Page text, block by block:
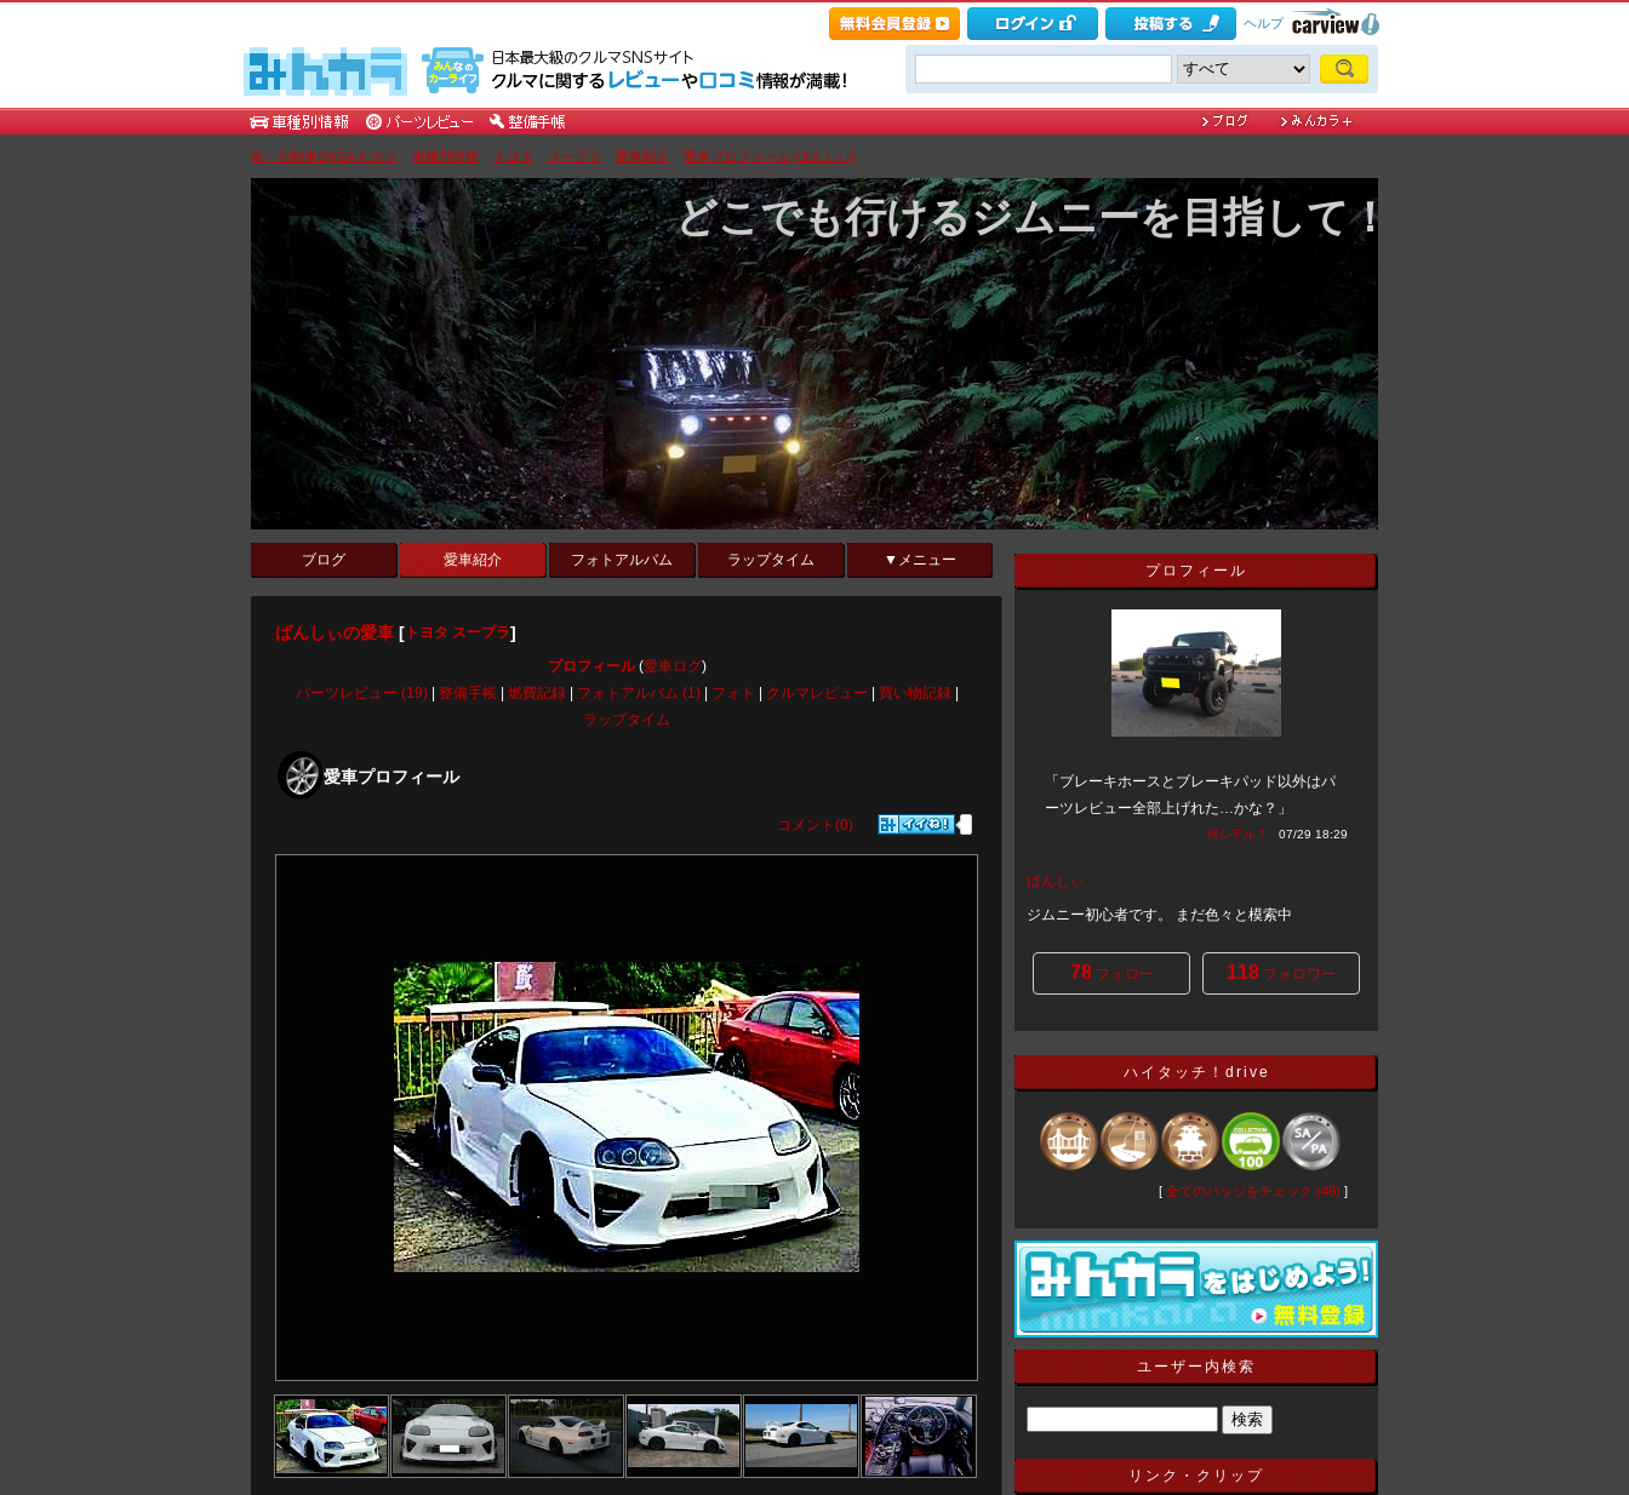
ヘルプ
車・自動車SNSみんカラ 車種別情報 トヨタ スープラ 愛車紹介 愛車プロフィール [ばんしぃ]
どこでも行けるジムニーを目指して！？
ブログ 愛車紹介 フォトアルバム ラップタイム ▼メニュー
ばんしぃの愛車 [ トヨタ スープラ]
プロフィール(愛車ログ)
パーツレビュー (19)| 整備手帳| 燃費記録| フォトアルバム (1)| フォト クルマレビュー 買い物記録|
ラップタイム
愛車プロフィール
コメント(0)
プロフィール
「ブレーキホースとブレーキパッド以外はパ
ーツレビュー全部上げれた…かな？」
何シテル？ 07/29 18:29
ばんしぃ
ジムニー初心者です。 まだ色々と模索中
78フォロー 118 フォロワー
ハイタッチ！drive
[ 全てのバッジをチェック (46) ]
ユーザー内検索
リンク・クリップ